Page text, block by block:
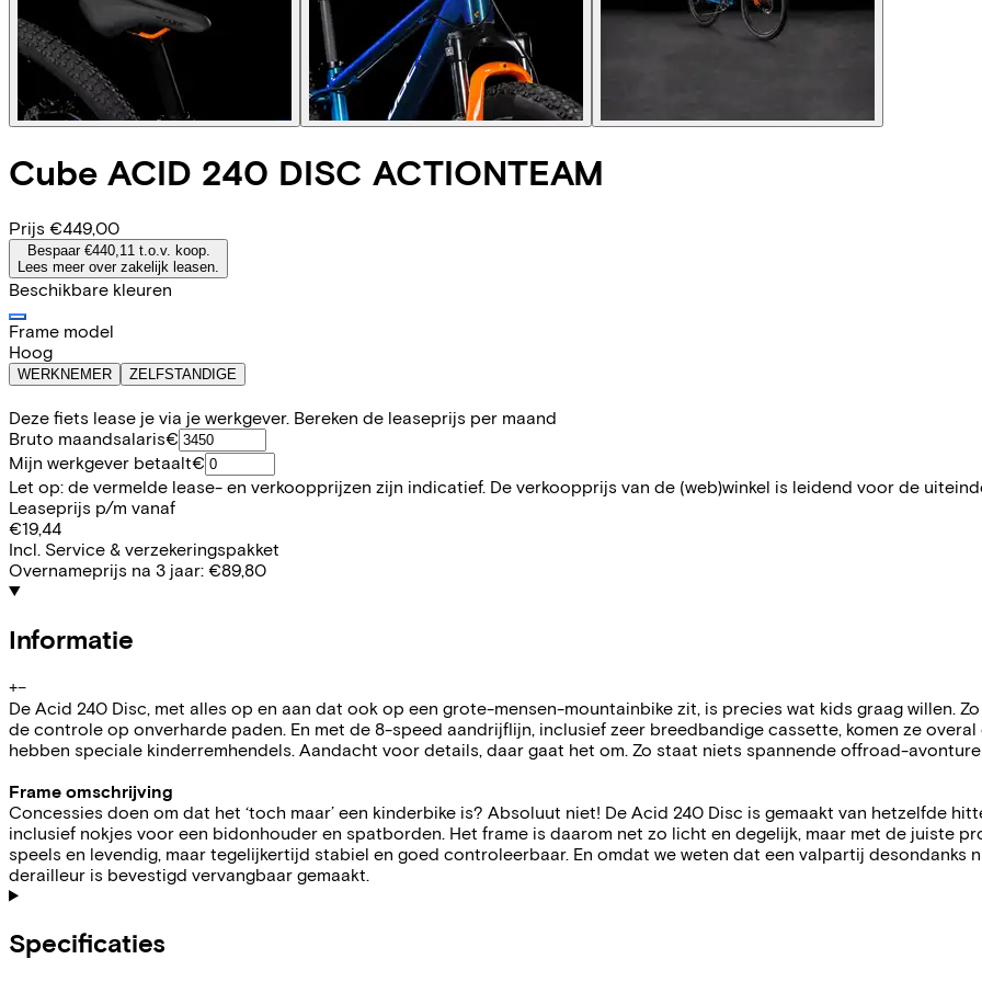
Cube ACID 240 DISC ACTIONTEAM
Prijs €449,00
Bespaar €440,11 t.o.v. koop.
Lees meer over zakelijk leasen.
Beschikbare kleuren
Frame model
Hoog
WERKNEMER ZELFSTANDIGE
Deze fiets lease je via je werkgever. Bereken de leaseprijs per maand
Bruto maandsalaris€
Mijn werkgever betaalt€
Let op: de vermelde lease- en verkoopprijzen zijn indicatief. De verkoopprijs van de (web)winkel is leidend voor de
Leaseprijs p/m vanaf
€19,44
Incl. Service & verzekeringspakket
Overnameprijs na 3 jaar: €89,80
Informatie
+−
De Acid 240 Disc, met alles op en aan dat ook op een grote-mensen-mountainbike zit, is precies wat kids graag willen.
de controle op onverharde paden. En met de 8-speed aandrijflijn, inclusief zeer breedbandige cassette, komen ze
hebben speciale kinderremhendels. Aandacht voor details, daar gaat het om. Zo staat niets spannende offroad-
Frame omschrijving
Concessies doen om dat het ‘toch maar’ een kinderbike is? Absoluut niet! De Acid 240 Disc is gemaakt van hetzelfde
inclusief nokjes voor een bidonhouder en spatborden. Het frame is daarom net zo licht en degelijk, maar met de juiste
speels en levendig, maar tegelijkertijd stabiel en goed controleerbaar. En omdat we weten dat een valpartij desondanks
derailleur is bevestigd vervangbaar gemaakt.
Specificaties